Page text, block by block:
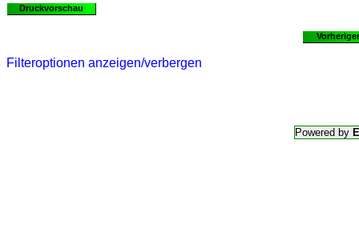
Druckvorschau
Filteroptionen anzeigen/verbergen
Powered by